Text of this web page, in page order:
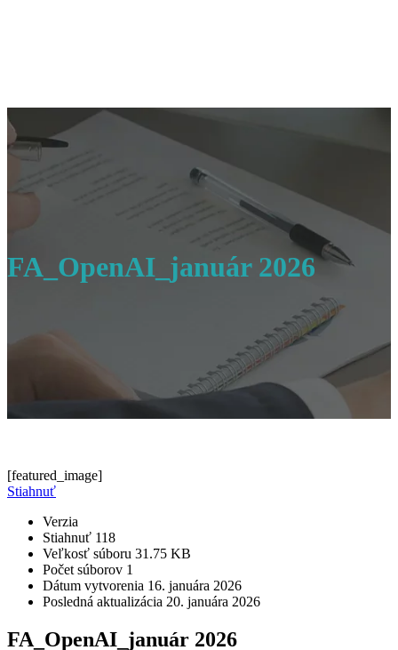
FA_OpenAI_január 2026
[featured_image]
Stiahnuť
Verzia
Stiahnuť 118
Veľkosť súboru 31.75 KB
Počet súborov 1
Dátum vytvorenia 16. januára 2026
Posledná aktualizácia 20. januára 2026
FA_OpenAI_január 2026